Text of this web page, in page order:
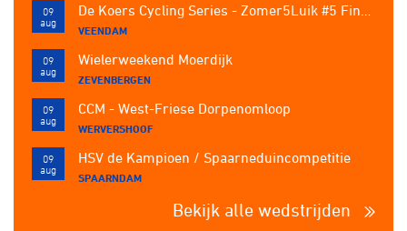
09
aug
VEENDAM
09
aug
Wielerweekend Moerdijk
ZEVENBERGEN
09
aug
CCM - West-Friese Dorpenomloop
WERVERSHOOF
09
aug
HSV de Kampioen / Spaarneduincompetitie
SPAARNDAM
Bekijk alle wedstrijden